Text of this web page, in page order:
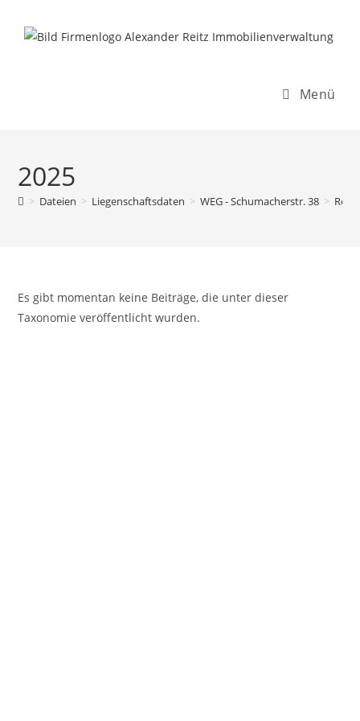
Inhalt
Menü
2025
> Dateien > Liegenschaftsdaten > WEG - Schumacherstr. 38 >
Es gibt momentan keine Beiträge, die unter dieser
Taxonomie veröffentlicht wurden.